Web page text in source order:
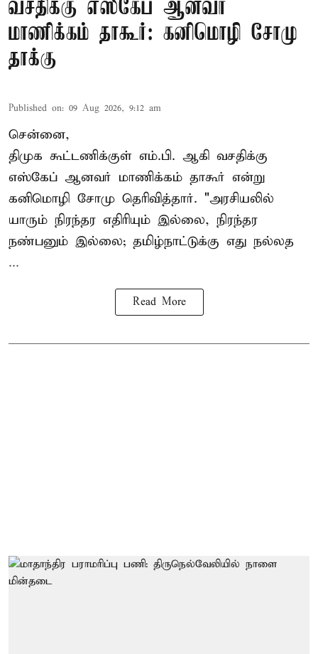
வசதிக்கு எஸ்கேப் ஆனவர்
மாணிக்கம் தாகூர்: கனிமொழி சோமு
தாக்கு
Published on: 09 Aug 2026, 9:12 am
சென்னை,
திமுக கூட்டணிக்குள் எம்.பி. ஆகி வசதிக்கு
எஸ்கேப் ஆனவர் மாணிக்கம் தாகூர் என்று
கனிமொழி சோமு தெரிவித்தார். "அரசியலில்
யாரும் நிரந்தர எதிரியும் இல்லை, நிரந்தர
நண்பனும் இல்லை; தமிழ்நாட்டுக்கு எது நல்லத
...
Read More